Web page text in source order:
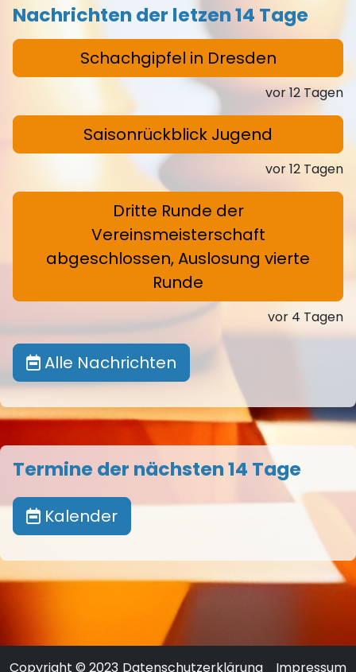
Nachrichten der letzen 14 Tage
Schachgipfel in Dresden
vor 12 Tagen
Saisonrückblick Jugend
vor 12 Tagen
Dritte Runde der
Vereinsmeisterschaft
abgeschlossen, Auslosung vierte
Runde
vor 4 Tagen
Alle Nachrichten
Termine der nächsten 14 Tage
Kalender
Copyright © 2023 Datenschutzerklärung Impressum